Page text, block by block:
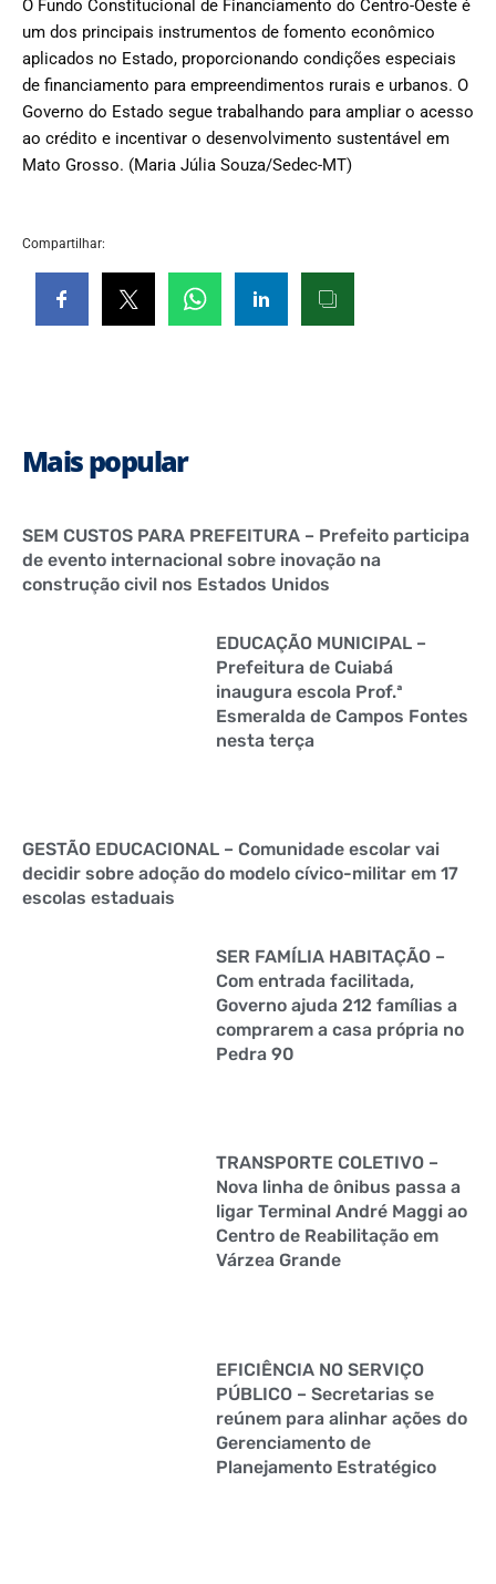
O Fundo Constitucional de Financiamento do Centro-Oeste é
um dos principais instrumentos de fomento econômico
aplicados no Estado, proporcionando condições especiais
de financiamento para empreendimentos rurais e urbanos. O
Governo do Estado segue trabalhando para ampliar o acesso
ao crédito e incentivar o desenvolvimento sustentável em
Mato Grosso. (Maria Júlia Souza/Sedec-MT)
Compartilhar:
Mais popular
SEM CUSTOS PARA PREFEITURA – Prefeito participa
de evento internacional sobre inovação na
construção civil nos Estados Unidos
EDUCAÇÃO MUNICIPAL –
Prefeitura de Cuiabá
inaugura escola Prof.ª
Esmeralda de Campos Fontes
nesta terça
GESTÃO EDUCACIONAL – Comunidade escolar vai
decidir sobre adoção do modelo cívico-militar em 17
escolas estaduais
SER FAMÍLIA HABITAÇÃO –
Com entrada facilitada,
Governo ajuda 212 famílias a
comprarem a casa própria no
Pedra 90
TRANSPORTE COLETIVO –
Nova linha de ônibus passa a
ligar Terminal André Maggi ao
Centro de Reabilitação em
Várzea Grande
EFICIÊNCIA NO SERVIÇO
PÚBLICO – Secretarias se
reúnem para alinhar ações do
Gerenciamento de
Planejamento Estratégico